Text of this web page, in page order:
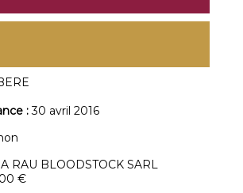
:30 avril 2016
RAU BLOODSTOCK SARL
€